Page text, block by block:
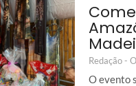
Redação -
O evento